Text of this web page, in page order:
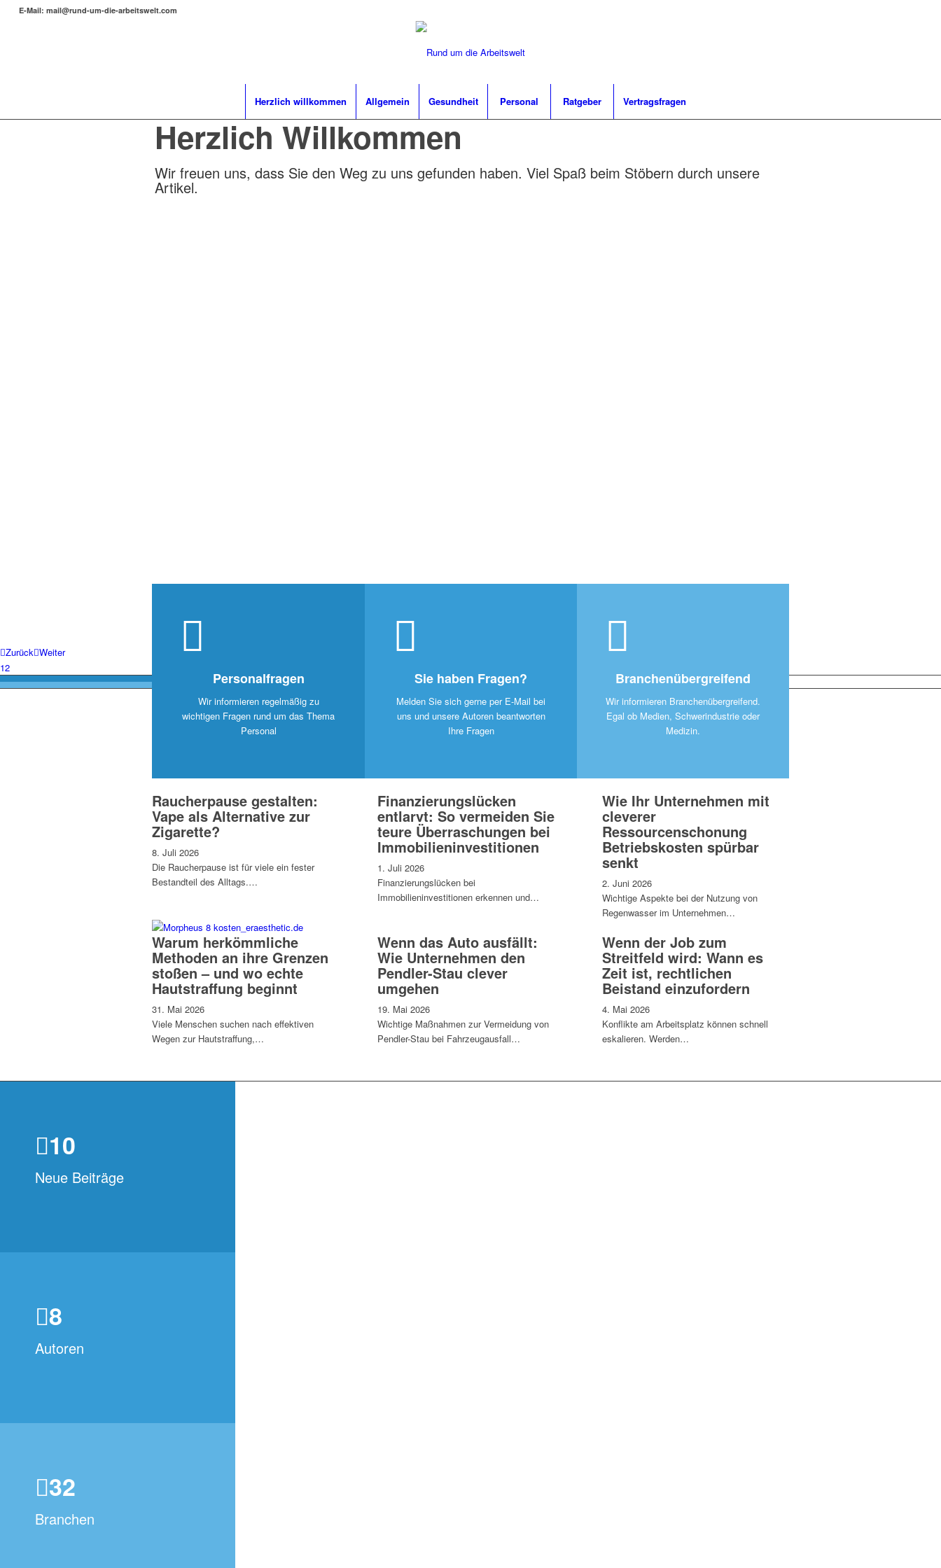
E-Mail: mail@rund-um-die-arbeitswelt.com
Herzlich willkommen Allgemein Gesundheit Personal Ratgeber Vertragsfragen
Herzlich Willkommen
Wir freuen uns, dass Sie den Weg zu uns gefunden haben. Viel Spaß beim Stöbern durch unsere
Artikel.
Zurück Weiter
12
Personalfragen
Wir informieren regelmäßig zu
wichtigen Fragen rund um das Thema
Personal
Sie haben Fragen?
Melden Sie sich gerne per E-Mail bei
uns und unsere Autoren beantworten
Ihre Fragen
Branchenübergreifend
Wir informieren Branchenübergreifend.
Egal ob Medien, Schwerindustrie oder
Medizin.
Raucherpause gestalten:
Vape als Alternative zur
Zigarette?
8. Juli 2026
Die Raucherpause ist für viele ein fester
Bestandteil des Alltags.…
Finanzierungslücken
entlarvt: So vermeiden Sie
teure Überraschungen bei
Immobilieninvestitionen
1. Juli 2026
Finanzierungslücken bei
Immobilieninvestitionen erkennen und…
Wie Ihr Unternehmen mit
cleverer
Ressourcenschonung
Betriebskosten spürbar
senkt
2. Juni 2026
Wichtige Aspekte bei der Nutzung von
Regenwasser im Unternehmen…
Warum herkömmliche
Methoden an ihre Grenzen
stoßen – und wo echte
Hautstraffung beginnt
31. Mai 2026
Viele Menschen suchen nach effektiven
Wegen zur Hautstraffung,…
Wenn das Auto ausfällt:
Wie Unternehmen den
Pendler-Stau clever
umgehen
19. Mai 2026
Wichtige Maßnahmen zur Vermeidung von
Pendler-Stau bei Fahrzeugausfall…
Wenn der Job zum
Streitfeld wird: Wann es
Zeit ist, rechtlichen
Beistand einzufordern
4. Mai 2026
Konflikte am Arbeitsplatz können schnell
eskalieren. Werden…
10
Neue Beiträge
8
Autoren
32
Branchen